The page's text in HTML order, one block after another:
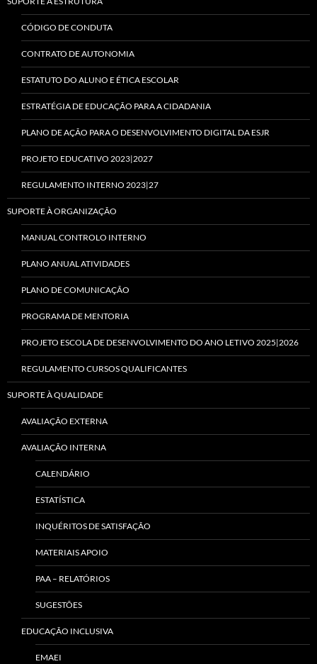
CÓDIGO DE CONDUTA
CONTRATO DE AUTONOMIA
ESTATUTO DO ALUNO E ÉTICA ESCOLAR
ESTRATÉGIA DE EDUCAÇÃO PARA A CIDADANIA
PLANO DE AÇÃO PARA O DESENVOLVIMENTO DIGITAL DA ESJR
PROJETO EDUCATIVO 2023|2027
REGULAMENTO INTERNO 2023|27
SUPORTE À ORGANIZAÇÃO
MANUAL CONTROLO INTERNO
PLANO ANUAL ATIVIDADES
PLANO DE COMUNICAÇÃO
PROGRAMA DE MENTORIA
PROJETO ESCOLA DE DESENVOLVIMENTO DO ANO LETIVO 2025|2026
REGULAMENTO CURSOS QUALIFICANTES
SUPORTE À QUALIDADE
AVALIAÇÃO EXTERNA
AVALIAÇÃO INTERNA
CALENDÁRIO
ESTATÍSTICA
INQUÉRITOS DE SATISFAÇÃO
MATERIAIS APOIO
PAA – RELATÓRIOS
SUGESTÕES
EDUCAÇÃO INCLUSIVA
EMAEI